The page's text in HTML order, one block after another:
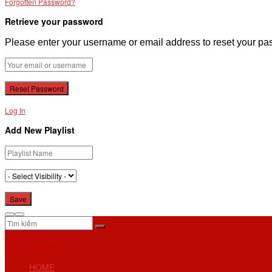
Retrieve your password
Please enter your username or email address to reset your
Log In
Add New Playlist
HOME